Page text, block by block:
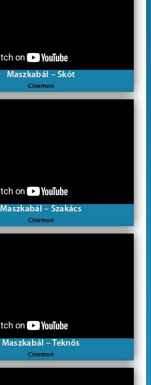
Maszkabál – Skót
Cinemon
Maszkabál – Szakács
Cinemon
Maszkabál – Teknős
Cinemon